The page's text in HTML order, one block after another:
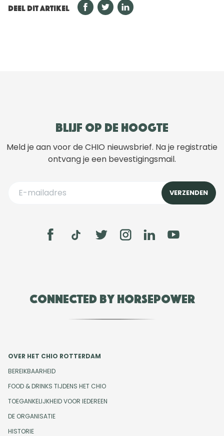
DEEL DIT ARTIKEL
Blijf op de hoogte
Meld je aan voor de CHIO nieuwsbrief. Na je registratie
ontvang je een bevestigingsmail.
Connected by Horsepower
OVER HET CHIO ROTTERDAM
BEREIKBAARHEID
FOOD & DRINKS TIJDENS HET CHIO
TOEGANKELIJKHEID VOOR IEDEREEN
DE ORGANISATIE
HISTORIE